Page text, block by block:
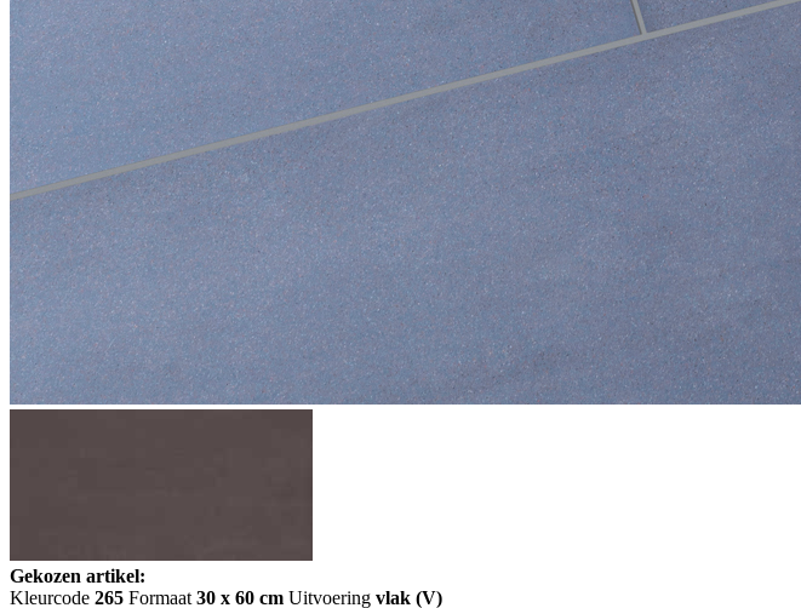
Gekozen artikel:
Kleurcode 265 Formaat 30 x 60 cm Uitvoering vlak (V)